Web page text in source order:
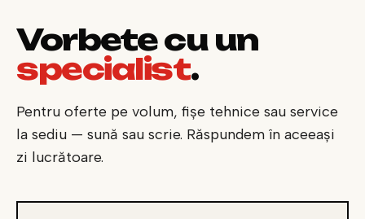
Vorbește cu un
specialist.
Pentru oferte pe volum, fișe tehnice sau service
la sediu — sună sau scrie. Răspundem în aceeași
zi lucrătoare.